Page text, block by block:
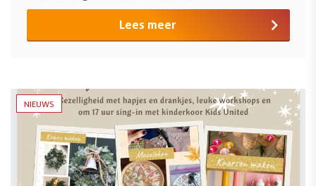
Lees meer
NIEUWS